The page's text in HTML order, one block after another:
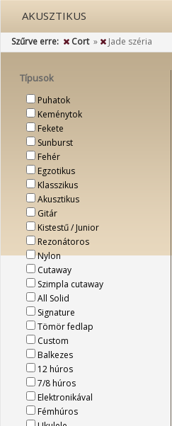
AKUSZTIKUS
Szűrve erre: Cort» Jade széria
Típusok
Puhatok
Keménytok
Fekete
Sunburst
Fehér
Egzotikus
Klasszikus
Akusztikus
Gitár
Kistestű / Junior
Rezonátoros
Nylon
Cutaway
Szimpla cutaway
All Solid
Signature
Tömör fedlap
Custom
Balkezes
12 húros
7/8 húros
Elektronikával
Fémhúros